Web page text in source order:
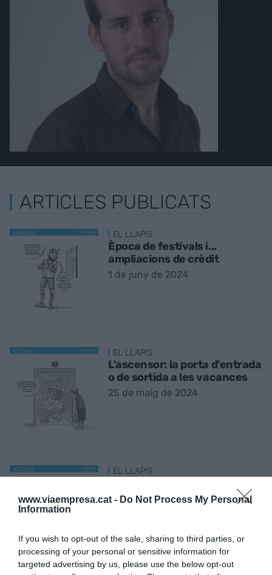
www.viaempresa.cat - Do Not Process My Personal
Information
If you wish to opt-out of the sale, sharing to third parties, or
processing of your personal or sensitive information for
targeted advertising by us, please use the below opt-out
ARTICLES PUBLICATS
EL LLAPIS
Època de festivals i...
ampliacions de crèdit
1 de juny de 2024
EL LLAPIS
L'ascensor: la porta d'entrada
o de sortida a les vacances
25 de maig de 2024
EL LLAPIS
18 de maig de 2024